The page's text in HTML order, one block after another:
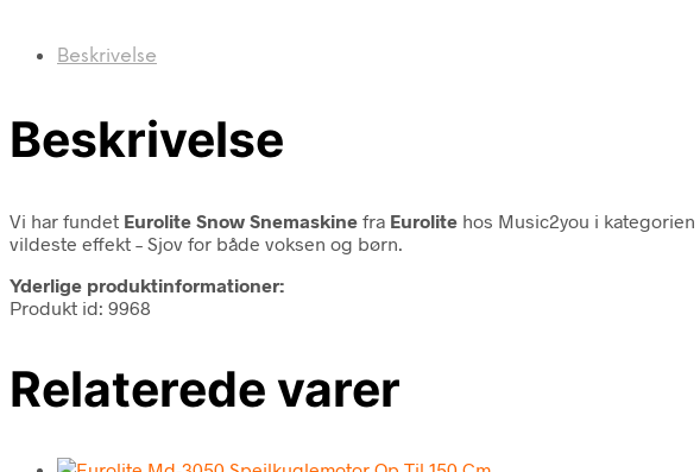
Beskrivelse
Beskrivelse
Vi har fundet Eurolite Snow Snemaskine fra Eurolite hos Music2you i kategorien
vildeste effekt – Sjov for både voksen og børn.
Yderlige produktinformationer:
Produkt id: 9968
Relaterede varer